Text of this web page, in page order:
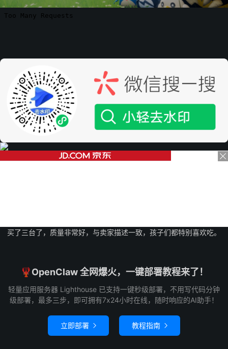
买了三台了，质量非常好，与卖家描述一致，孩子们都特别喜欢吃。
🦞OpenClaw 全网爆火，一键部署教程来了！
轻量应用服务器 Lighthouse 已支持一键秒级部署，不用写代码分钟
级部署，最多三步，即可拥有7x24小时在线，随时响应的AI助手！
立即部署  教程指南 